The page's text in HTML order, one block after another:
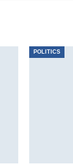
POLITICS